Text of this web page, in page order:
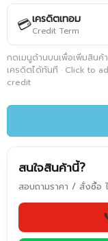
💳เครดิตเทอม
Credit Term
กดเมนูด้านบนเพื่อเพิ่มสินค้
เครดิตได้ทันที · Click to
credit
สนใจสินค้านี้?
สอบถามราคา / สั่งซื้อ